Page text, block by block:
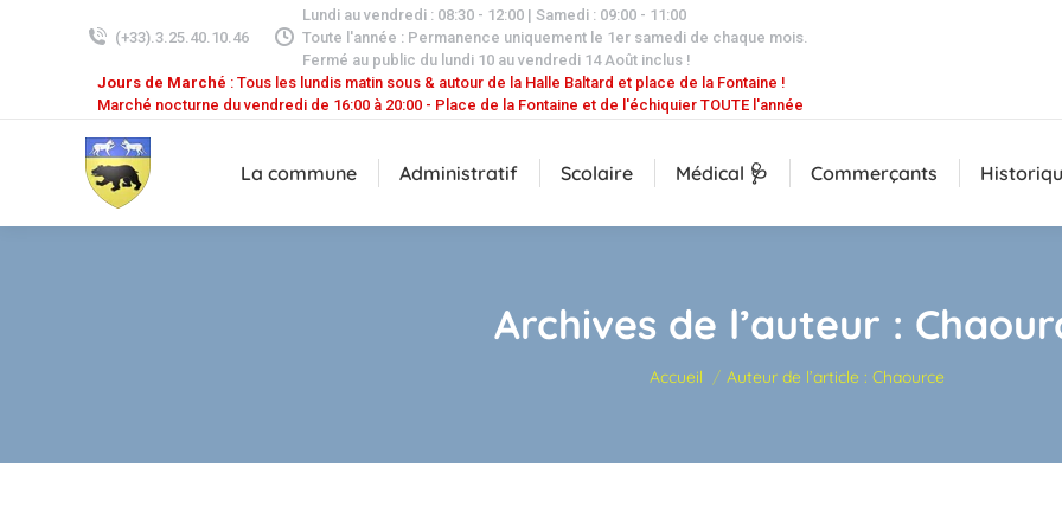
(+33).3.25.40.10.46
Lundi au vendredi : 08:30 - 12:00 | Samedi : 09:00 - 11:00
Toute l'année : Permanence uniquement le 1er samedi de chaque mois.
Fermé au public du lundi 10 au vendredi 14 Août inclus !
Jours de Marché : Tous les lundis matin sous & autour de la Halle Baltard et place de la Fontaine !
Marché nocturne du vendredi de 16:00 à 20:00 - Place de la Fontaine et de l'échiquier TOUTE l'année
La commune Administratif Scolaire Médical 🩺 Commerçants
Archives de l’auteur :
Vous êtes ici :
Accueil Auteur de l’article : Chaource